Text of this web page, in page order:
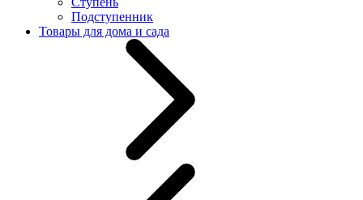
Подступенник
Товары для дома и сада